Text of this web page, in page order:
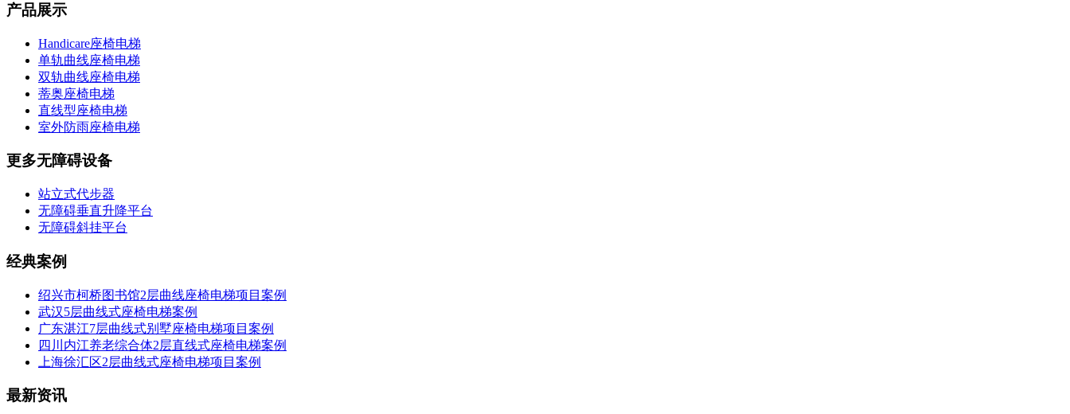
产品展示
Handicare座椅电梯
单轨曲线座椅电梯
双轨曲线座椅电梯
蒂奥座椅电梯
直线型座椅电梯
室外防雨座椅电梯
更多无障碍设备
站立式代步器
无障碍垂直升降平台
无障碍斜挂平台
经典案例
绍兴市柯桥图书馆2层曲线座椅电梯项目案例
武汉5层曲线式座椅电梯案例
广东湛江7层曲线式别墅座椅电梯项目案例
四川内江养老综合体2层直线式座椅电梯案例
上海徐汇区2层曲线式座椅电梯项目案例
最新资讯